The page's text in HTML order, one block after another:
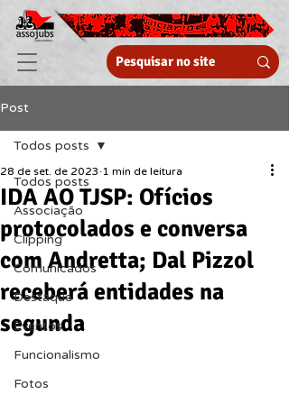
Post
Todos posts
Associação
Clipping
Comunicados
Destaque
Eventos
Funcionalismo
Fotos
Todos posts
IDA AO TJSP: Ofícios
protocolados e conversa
com Andretta; Dal Pizzol
receberá entidades na
segunda
28 de set. de 2023 1 min de leitura